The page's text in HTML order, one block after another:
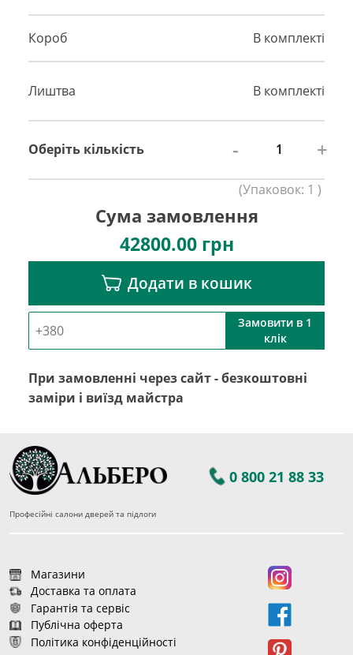
Короб В комплекті
Лиштва В комплекті
Оберіть кількість - +
(Упаковок: 1 )
Сума замовлення
42800.00грн
Додати в кошик
Замовити в 1
клік
При замовленні через сайт - безкоштовні
заміри і виїзд майстра
0 800 21 88 33
Професійні салони дверей та підлоги
Магазини
Доставка та оплата
Гарантія та сервіс
Публічна оферта
Політика конфіденційності